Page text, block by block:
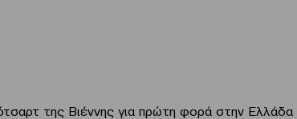
της Βιέννης για πρώτη φορά στην